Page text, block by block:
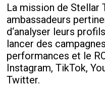
La mission de Stellar
ambassadeurs
d‘analyser leurs
lancer des
performances et le
Instagram, TikTok,
Twitter.